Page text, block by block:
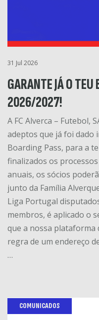
31 Jul 2026
GARANTE JÁ O TEU
2026/2027!
A FC Alverca – Futebol,
adeptos que já foi dado
Boarding Pass, para a
finalizados os
anuais, os sócios
junto da Família
Liga Portugal
membros, é aplicado o
que a nossa plataforma
regra de um endereço
…
COMUNICADOS